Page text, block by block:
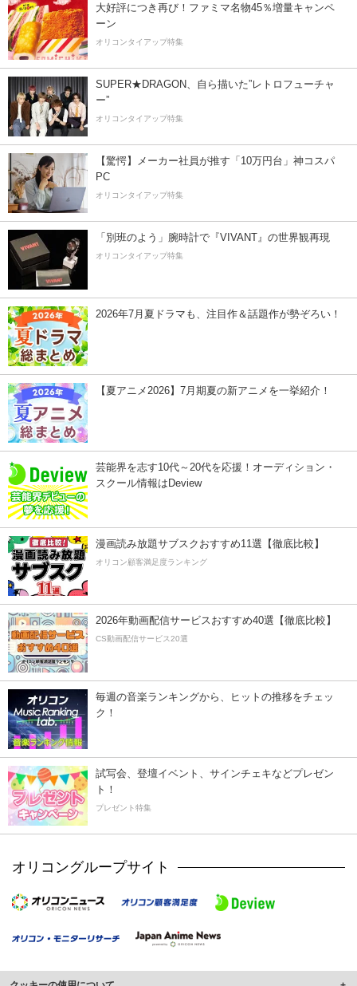
大好評につき再び！ファミマ名物45％増量キャンペ
ーン
オリコンタイアップ特集
SUPER★DRAGON、自ら描いた”レトロフューチャ
ー”
オリコンタイアップ特集
【驚愕】メーカー社員が推す「10万円台」神コスパ
PC
オリコンタイアップ特集
「別班のよう」腕時計で『VIVANT』の世界観再現
オリコンタイアップ特集
2026年7月夏ドラマも、注目作＆話題作が勢ぞろい！
【夏アニメ2026】7月期夏の新アニメを一挙紹介！
芸能界を志す10代～20代を応援！オーディション・
スクール情報はDeview
漫画読み放題サブスクおすすめ11選【徹底比較】
オリコン顧客満足度ランキング
2026年動画配信サービスおすすめ40選【徹底比較】
CS動画配信サービス20選
毎週の音楽ランキングから、ヒットの推移をチェッ
ク！
試写会、登壇イベント、サインチェキなどプレゼン
ト！
プレゼント特集
オリコングループサイト